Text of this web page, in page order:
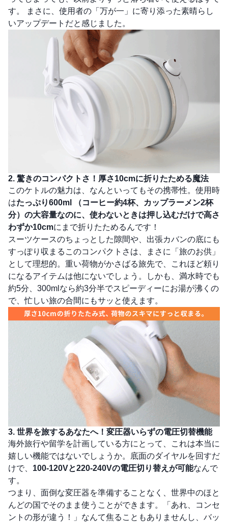
す。 まさに、使用者の「万が一」に寄り添った素晴らし
いアップデートだと感じました。
2. 驚きのコンパクトさ！厚さ10cmに折りたためる魔法
このケトルの魅力は、なんといってもその携帯性。使用時
はたっぷり600ml
（コーヒー約4杯、カップラーメン2杯
分）の大容量なのに、使わないときは押し込むだけで高さ
わずか10cmにまで折りたためるんです！
スーツケースのちょっとした隙間や、出張カバンの底にも
すっぽり収まるこのコンパクトさは、まさに「旅のお供」
として理想的。重い荷物がかさばる旅先で、これほど頼り
になるアイテムは他にないでしょう。しかも、満水時でも
約5分、300mlなら約3分半でスピーディーにお湯が沸くの
で、忙しい旅の合間にもサッと使えます。
3. 世界を旅するあなたへ！変圧器いらずの電圧切替機能
海外旅行や留学を計画している方にとって、これは本当に
嬉しい機能ではないでしょうか。底面のダイヤルを回すだ
けで、 100-120Vと220-240Vの電圧切り替えが可能なんで
す。
つまり、面倒な変圧器を準備することなく、世界中のほと
んどの国でそのまま使うことができます。「あれ、コンセ
ントの形が違う！」なんて焦ることもありませんし、バッ